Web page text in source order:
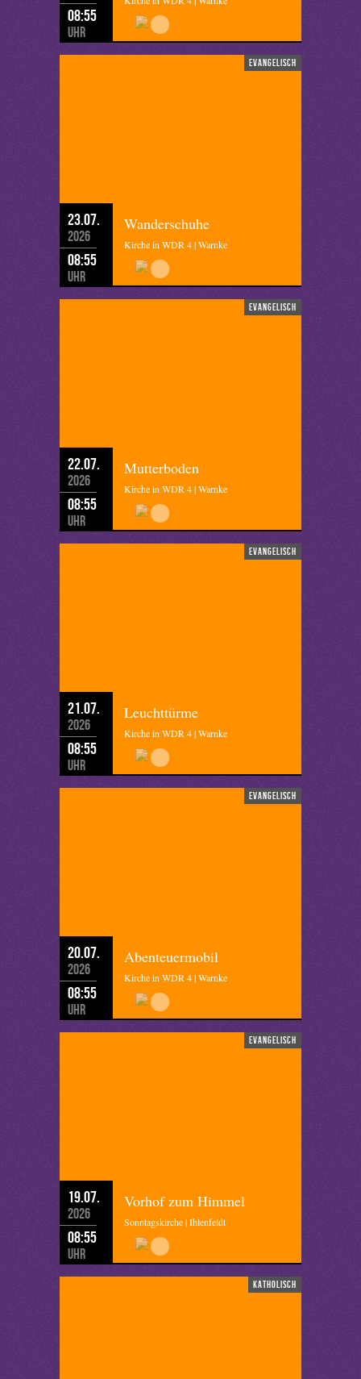
08:55
Uhr
evangelisch
23.07.
2026
08:55
Uhr
Wanderschuhe
Kirche in WDR 4 | Warnke
evangelisch
22.07.
2026
08:55
Uhr
Mutterboden
Kirche in WDR 4 | Warnke
evangelisch
21.07.
2026
08:55
Uhr
Leuchttürme
Kirche in WDR 4 | Warnke
evangelisch
20.07.
2026
08:55
Uhr
Abenteuermobil
Kirche in WDR 4 | Warnke
evangelisch
19.07.
2026
08:55
Uhr
Vorhof zum Himmel
Sonntagskirche | Ihlenfeldt
katholisch